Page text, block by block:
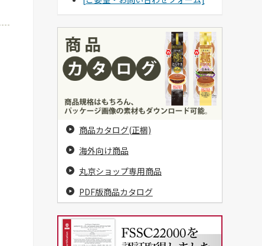
商品カタログ(正梱)
海外向け商品
丸京ショップ専用商品
PDF版商品カタログ